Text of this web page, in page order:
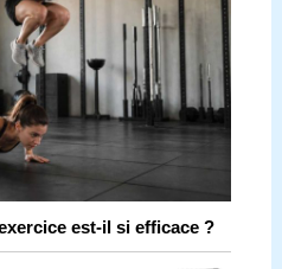
est-il si efficace ?